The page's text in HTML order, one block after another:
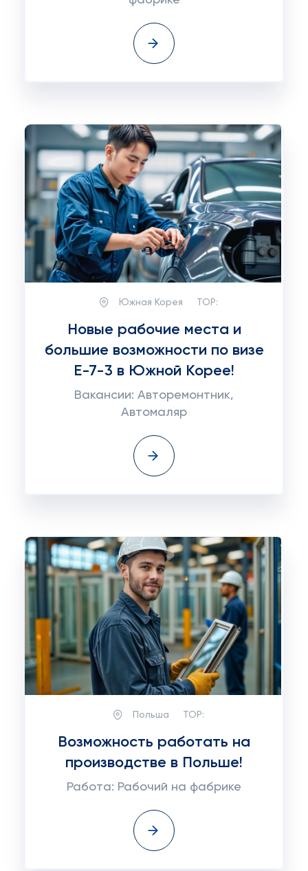
Южная Корея TOP:
Новые рабочие места и
большие возможности по визе
E-7-3 в Южной Корее!
Вакансии: Авторемонтник,
Автомаляр
Польша TOP:
Возможность работать на
производстве в Польше!
Работа: Рабочий на фабрике